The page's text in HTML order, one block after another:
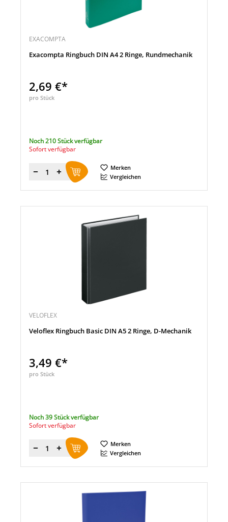
EXACOMPTA
Exacompta Ringbuch DIN A4 2 Ringe, Rundmechanik
2,69 €*
pro Stück
Noch 210 Stück verfügbar
Sofort verfügbar
Menge
Merken
Vergleichen
VELOFLEX
Veloflex Ringbuch Basic DIN A5 2 Ringe, D-Mechanik
3,49 €*
pro Stück
Noch 39 Stück verfügbar
Sofort verfügbar
Menge
Merken
Vergleichen